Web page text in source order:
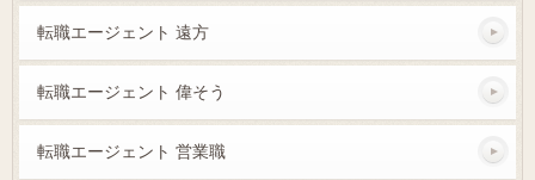
転職エージェント 遠方
転職エージェント 偉そう
転職エージェント 営業職